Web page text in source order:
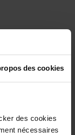
des cookies
des cookies
nécessaires